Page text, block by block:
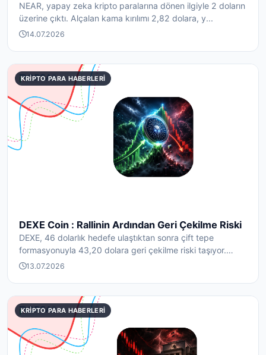
NEAR, yapay zeka kripto paralarına dönen ilgiyle 2 doların
üzerine çıktı. Alçalan kama kırılımı 2,82 dolara, y...
14.07.2026
KRIPTO PARA HABERLERI
DEXE Coin : Rallinin Ardından Geri Çekilme Riski
DEXE, 46 dolarlık hedefe ulaştıktan sonra çift tepe
formasyonuyla 43,20 dolara geri çekilme riski taşıyor.
Tas...
13.07.2026
KRIPTO PARA HABERLERI